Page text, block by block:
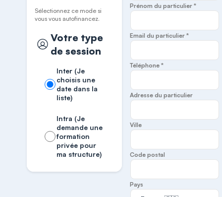
Sélectionnez ce mode si
vous vous autofinancez.
Votre type
de session
Inter (Je
choisis une
date dans la
liste)
Intra (Je
demande une
formation
privée pour
ma structure)
Prénom du particulier *
Email du particulier *
Téléphone *
Adresse du particulier
Ville
Code postal
Pays